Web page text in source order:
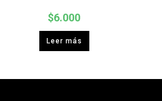
$6.000
Leer más